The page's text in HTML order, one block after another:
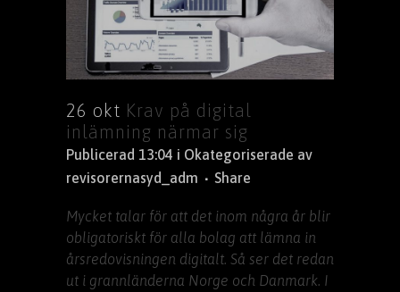
26 okt Krav på digital
inlämning närmar sig
Publicerad 13:04 i Okategoriserade av
revisorernasyd_adm
Share
Mycket talar för att det inom några år blir
obligatoriskt för alla bolag att lämna in
årsredovisningen digitalt. Så ser det redan
ut i grannländerna Norge och Danmark. I